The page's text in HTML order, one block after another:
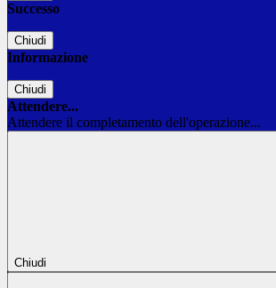
Successo
Chiudi
Informazione
Chiudi
Attendere...
Attendere il completamento dell'operazione...
Chiudi